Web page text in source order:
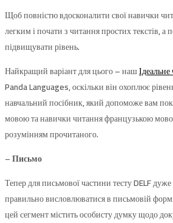
Щоб повністю вдосконалити свої навички
легким і почати з читання простих текстів, а
підвищувати рівень.
Найкращий варіант для цього – наш
Panda Languages, оскільки він охоплює
навчальний посібник, який допоможе вам
мовою та навички читання французькою
розумінням прочитаного.
– Письмо
Тепер для письмової частини тесту DELF
правильно висловлюватися в письмовій
цей сегмент містить особисту думку щодо